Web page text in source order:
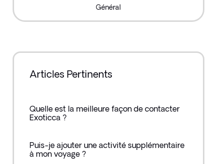
Général
Articles Pertinents
Quelle est la meilleure façon de contacter
Exoticca ?
Puis-je ajouter une activité supplémentaire
à mon voyage ?